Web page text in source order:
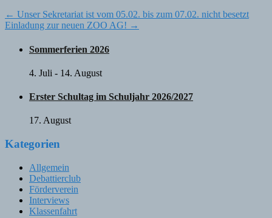
Post
navigation
← Unser Sekretariat ist vom 05.02. bis zum 07.02. nicht besetzt
Einladung zur neuen ZOO AG! →
Sommerferien 2026
4. Juli - 14. August
Erster Schultag im Schuljahr 2026/2027
17. August
Kategorien
Allgemein
Debattierclub
Förderverein
Interviews
Klassenfahrt